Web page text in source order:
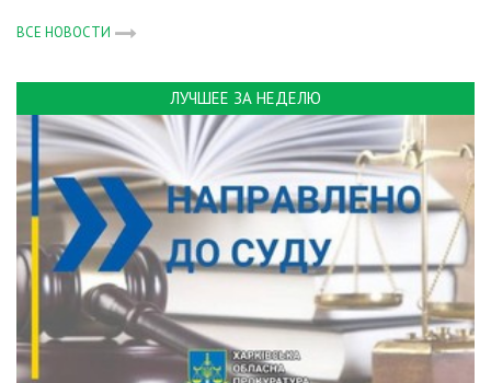
ВСЕ НОВОСТИ
ЛУЧШЕЕ ЗА НЕДЕЛЮ